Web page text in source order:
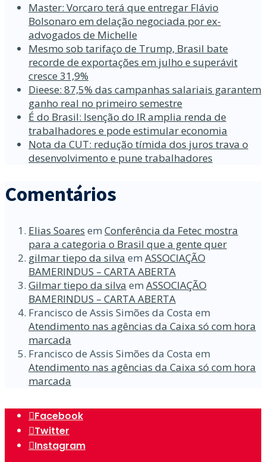
Master: Vorcaro terá que entregar Flávio
Bolsonaro em delação negociada por ex-
advogados de Michelle
Mesmo sob tarifaço de Trump, Brasil bate
recorde de exportações em julho e superávit
cresce 31,9%
Dieese: 87,5% das campanhas salariais garantem
ganho real no primeiro semestre
É do Brasil: Isenção do IR amplia renda de
trabalhadores e pode estimular economia
Nota da CUT: redução tímida dos juros trava o
desenvolvimento e pune trabalhadores
Comentários
Elias Soares em Conferência da Fetec mostra
para a categoria o Brasil que a gente quer
gilmar tiepo da silva em ASSOCIAÇÃO
BAMERINDUS – CARTA ABERTA
Gilmar tiepo da silva em ASSOCIAÇÃO
BAMERINDUS – CARTA ABERTA
Francisco de Assis Simões da Costa em
Atendimento nas agências da Caixa só com hora
marcada
Francisco de Assis Simões da Costa em
Atendimento nas agências da Caixa só com hora
marcada
Facebook
Twitter
Instagram